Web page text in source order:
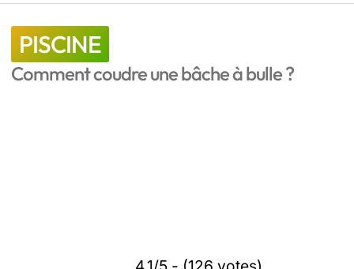
PISCINE
Comment coudre une bâche à bulle ?